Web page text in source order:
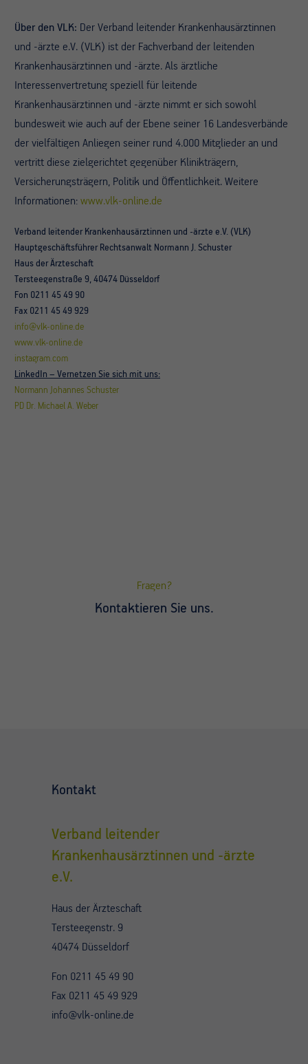
Über den VLK: Der Verband leitender Krankenhausärztinnen
und -ärzte e.V. (VLK) ist der Fachverband der leitenden
Krankenhausärztinnen und -ärzte. Als ärztliche
Interessenvertretung speziell für leitende
Krankenhausärztinnen und -ärzte nimmt er sich sowohl
bundesweit wie auch auf der Ebene seiner 16 Landesverbände
der vielfältigen Anliegen seiner rund 4.000 Mitglieder an und
vertritt diese zielgerichtet gegenüber Klinikträgern,
Versicherungsträgern, Politik und Öffentlichkeit. Weitere
Informationen: www.vlk-online.de
Verband leitender Krankenhausärztinnen und -ärzte e.V. (VLK)
Hauptgeschäftsführer Rechtsanwalt Normann J. Schuster
Haus der Ärzteschaft
Tersteegenstraße 9, 40474 Düsseldorf
Fon 0211 45 49 90
Fax 0211 45 49 929
info@vlk-online.de
www.vlk-online.de
instagram.com
LinkedIn – Vernetzen Sie sich mit uns:
Normann Johannes Schuster
PD Dr. Michael A. Weber
Fragen?
Kontaktieren Sie uns.
Kontakt
Verband leitender
Krankenhausärztinnen und -ärzte
e.V.
Haus der Ärzteschaft
Tersteegenstr. 9
40474 Düsseldorf
Fon 0211 45 49 90
Fax 0211 45 49 929
info@vlk-online.de